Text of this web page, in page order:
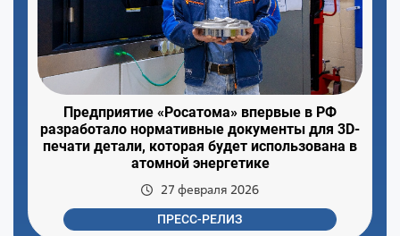
Предприятие «Росатома» впервые в РФ
разработало нормативные документы для 3D-
печати детали, которая будет использована в
атомной энергетике
27 февраля 2026
ПРЕСС-РЕЛИЗ